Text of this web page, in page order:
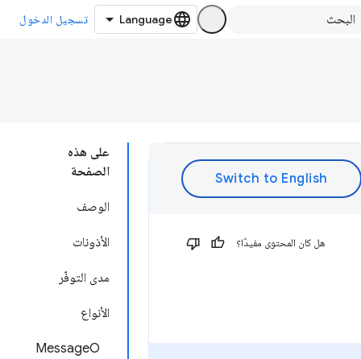
تسجيل الدخول
على هذه
الصفحة
الوصف
الأذونات
مدى التوفّر
الأنواع
MessageO
هل كان المحتوى مفيدًا؟